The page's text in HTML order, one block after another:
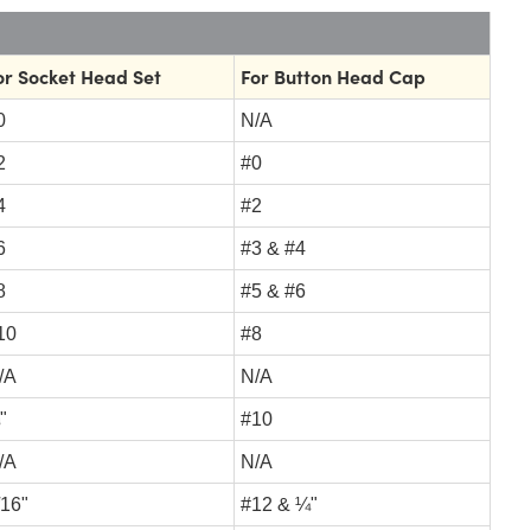
Socket Head Set For Button Head Cap
N/A
#0
#2
#3 & #4
#5 & #6
#8
A N/A
#10
A N/A
#12 & ¼"